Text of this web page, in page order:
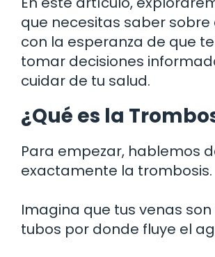
que necesitas saber
con la esperanza de que
tomar decisiones
cuidar de tu salud.
¿Qué es la
Para empezar, hablemos
exactamente la trombosis.
Imagina que tus venas
tubos por donde fluye el